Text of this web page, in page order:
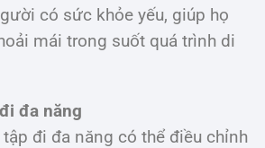
có sức khỏe yếu, giúp họ
mái trong suốt quá trình di
đa năng
đi đa năng có thể điều chỉnh